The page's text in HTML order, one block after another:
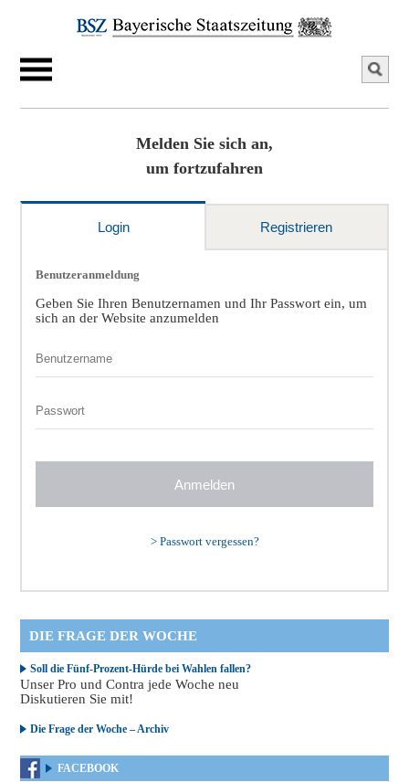
Melden Sie sich an,
um fortzufahren
Login Registrieren
Benutzeranmeldung
Geben Sie Ihren Benutzernamen und Ihr Passwort ein, um
sich an der Website anzumelden
> Passwort vergessen?
DIE FRAGE DER WOCHE
Soll die Fünf-Prozent-Hürde bei Wahlen fallen?
Unser Pro und Contra jede Woche neu
Diskutieren Sie mit!
Die Frage der Woche – Archiv
FACEBOOK